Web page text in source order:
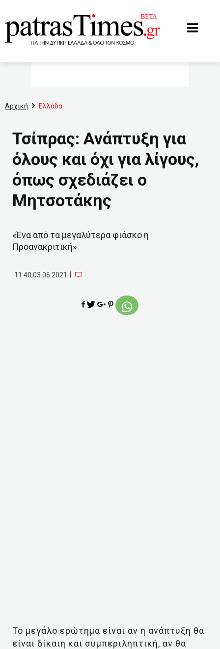
Αρχική Ελλάδα
Τσίπρας: Ανάπτυξη για
όλους και όχι για λίγους,
όπως σχεδιάζει ο
Μητσοτάκης
«Ένα από τα μεγαλύτερα φιάσκο η
Προανακριτική»
11:40,03.06.2021
Το μεγάλο ερώτημα είναι αν η ανάπτυξη θα
είναι δίκαιη και συμπεριληπτική, αν θα